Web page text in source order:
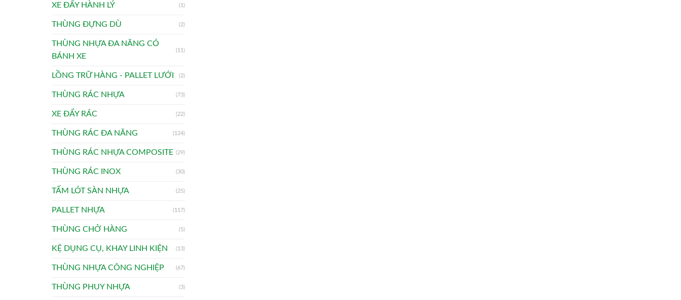
XE ĐẨY HÀNH LÝ (1)
THÙNG ĐỰNG DÙ (2)
THÙNG NHỰA ĐA NĂNG CÓ
BÁNH XE
(11)
LỒNG TRỮ HÀNG - PALLET LƯỚI (2)
THÙNG RÁC NHỰA (73)
XE ĐẨY RÁC (22)
THÙNG RÁC ĐA NĂNG (124)
THÙNG RÁC NHỰA COMPOSITE (29)
THÙNG RÁC INOX (30)
TẤM LÓT SÀN NHỰA (25)
PALLET NHỰA (117)
THÙNG CHỞ HÀNG (5)
KỆ DỤNG CỤ, KHAY LINH KIỆN (13)
THÙNG NHỰA CÔNG NGHIỆP (67)
THÙNG PHUY NHỰA (3)